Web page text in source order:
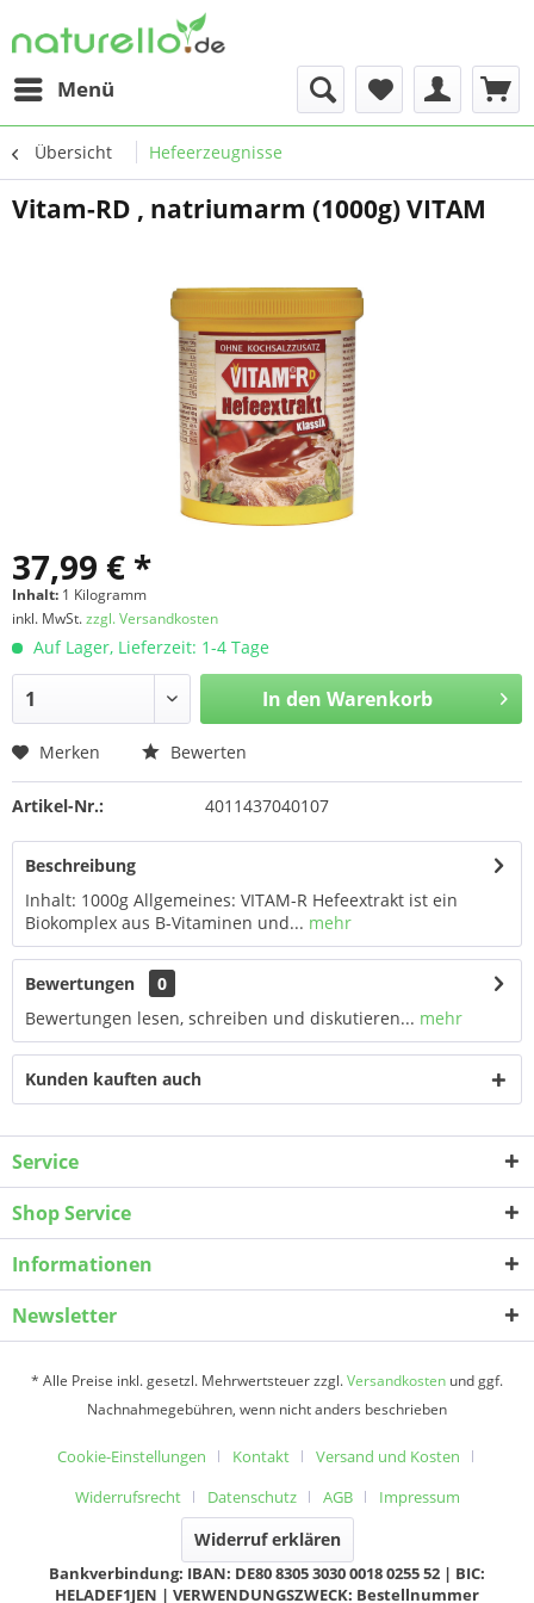
Menü
Übersicht Hefeerzeugnisse
Vitam-RD , natriumarm (1000g) VITAM
37,99 € *
Inhalt: 1 Kilogramm
inkl. MwSt.zzgl. Versandkosten
Auf Lager, Lieferzeit: 1-4 Tage
In den Warenkorb
Merken Bewerten
Artikel-Nr.: 4011437040107
Beschreibung
Inhalt: 1000g Allgemeines: VITAM-R Hefeextrakt ist ein
Biokomplex aus B-Vitaminen und... mehr
Bewertungen
0
Bewertungen lesen, schreiben und diskutieren... mehr
Kunden kauften auch
Service
Shop Service
Informationen
Newsletter
* Alle Preise inkl. gesetzl. Mehrwertsteuer zzgl.Versandkosten und ggf.
Nachnahmegebühren, wenn nicht anders beschrieben
Cookie-Einstellungen Kontakt
Versand und Kosten
Widerrufsrecht
Datenschutz AGB Impressum
Widerruf erklären
Bankverbindung: IBAN: DE80 8305 3030 0018 0255 52 | BIC:
HELADEF1JEN | VERWENDUNGSZWECK: Bestellnummer